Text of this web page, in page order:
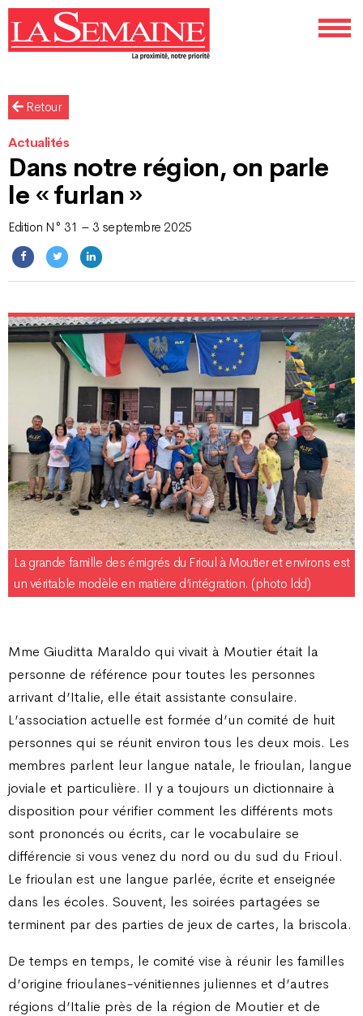
Retour
Actualités
Dans notre région, on parle
le « furlan »
Edition N° 31 – 3 septembre 2025
La grande famille des émigrés du Frioul à Moutier et environs est
un véritable modèle en matière d’intégration. (photo ldd)
Mme Giuditta Maraldo qui vivait à Moutier était la
personne de référence pour toutes les personnes
arrivant d’Italie, elle était assistante consulaire.
L’association actuelle est formée d’un comité de huit
personnes qui se réunit environ tous les deux mois. Les
membres parlent leur langue natale, le frioulan, langue
joviale et particulière. Il y a toujours un dictionnaire à
disposition pour vérifier comment les différents mots
sont prononcés ou écrits, car le vocabulaire se
différencie si vous venez du nord ou du sud du Frioul.
Le frioulan est une langue parlée, écrite et enseignée
dans les écoles. Souvent, les soirées partagées se
terminent par des parties de jeux de cartes, la briscola.
De temps en temps, le comité vise à réunir les familles
d’origine frioulanes-vénitiennes juliennes et d’autres
régions d’Italie près de la région de Moutier et de